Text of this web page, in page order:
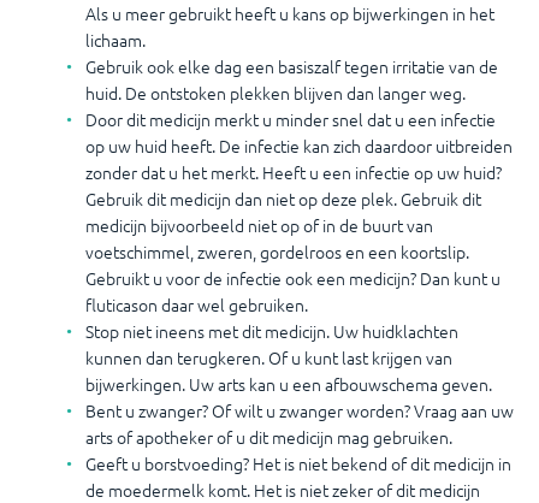
Als u meer gebruikt heeft u kans op bijwerkingen in het
lichaam.
Gebruik ook elke dag een basiszalf tegen irritatie van de
huid. De ontstoken plekken blijven dan langer weg.
Door dit medicijn merkt u minder snel dat u een infectie
op uw huid heeft. De infectie kan zich daardoor uitbreiden
zonder dat u het merkt. Heeft u een infectie op uw huid?
Gebruik dit medicijn dan niet op deze plek. Gebruik dit
medicijn bijvoorbeeld niet op of in de buurt van
voetschimmel, zweren, gordelroos en een koortslip.
Gebruikt u voor de infectie ook een medicijn? Dan kunt u
fluticason daar wel gebruiken.
Stop niet ineens met dit medicijn. Uw huidklachten
kunnen dan terugkeren. Of u kunt last krijgen van
bijwerkingen. Uw arts kan u een afbouwschema geven.
Bent u zwanger? Of wilt u zwanger worden? Vraag aan uw
arts of apotheker of u dit medicijn mag gebruiken.
Geeft u borstvoeding? Het is niet bekend of dit medicijn in
de moedermelk komt. Het is niet zeker of dit medicijn